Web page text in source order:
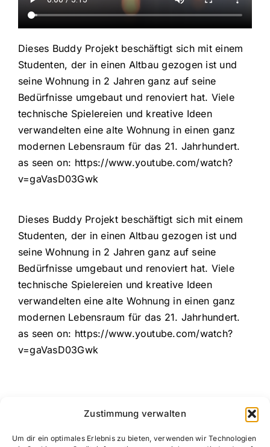
Zustimmung verwalten
Um dir ein optimales Erlebnis zu bieten, verwenden wir Technologien
Dieses Buddy Projekt beschäftigt sich mit einem
Studenten, der in einen Altbau gezogen ist und
seine Wohnung in 2 Jahren ganz auf seine
Bedürfnisse umgebaut und renoviert hat. Viele
technische Spielereien und kreative Ideen
verwandelten eine alte Wohnung in einen ganz
modernen Lebensraum für das 21. Jahrhundert.
as seen on: https://www.youtube.com/watch?
v=gaVasD03Gwk
Dieses Buddy Projekt beschäftigt sich mit einem
Studenten, der in einen Altbau gezogen ist und
seine Wohnung in 2 Jahren ganz auf seine
Bedürfnisse umgebaut und renoviert hat. Viele
technische Spielereien und kreative Ideen
verwandelten eine alte Wohnung in einen ganz
modernen Lebensraum für das 21. Jahrhundert.
as seen on: https://www.youtube.com/watch?
v=gaVasD03Gwk